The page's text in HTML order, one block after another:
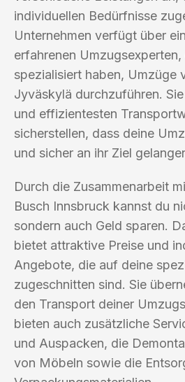
individuellen Bedürfnisse
Unternehmen verfügt über
erfahrenen
spezialisiert haben, Umzüge
Jyväskylä durchzuführen.
und effizientesten
sicherstellen, dass deine
und sicher an ihr Ziel
Durch die Zusammenarbeit
Busch Innsbruck kannst du
sondern auch Geld sparen.
bietet attraktive Preise und
Angebote, die auf deine
zugeschnitten sind. Sie
den Transport deiner
bieten auch zusätzliche
und Auspacken, die
von Möbeln sowie die